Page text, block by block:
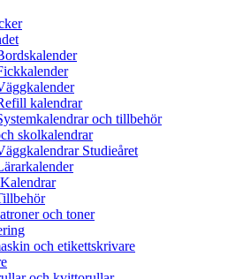
kalendrar
och tillbehör
skolkalendrar
Studieåret
och toner
och etikettskrivare